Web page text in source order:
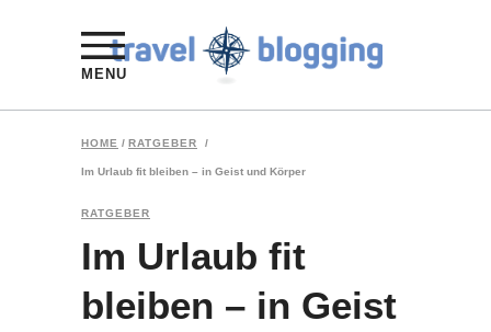
MENU
HOME / RATGEBER /
Im Urlaub fit bleiben – in Geist und Körper
RATGEBER
Im Urlaub fit
bleiben – in Geist